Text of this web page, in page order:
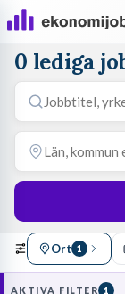
0 lediga
Ort 1
AKTIVA FILTER 1